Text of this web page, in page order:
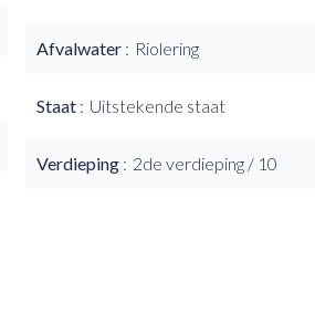
Afvalwater Riolering
Staat Uitstekende staat
Verdieping 2de verdieping / 10